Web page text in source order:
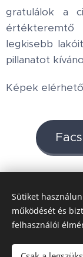
gratulálok a
értékteremtő
legkisebb
pillanatot
Képek
Honlap
Sütiket
működését és
felhasználói